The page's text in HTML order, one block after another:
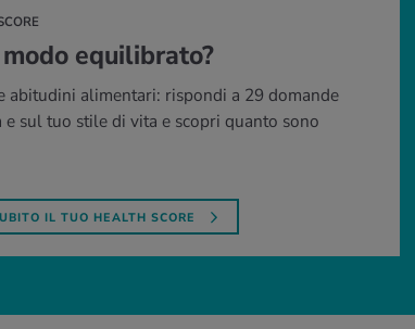
equilibrato?
abitudini alimentari: rispondi a 29 domande
e sul tuo stile di vita e scopri quanto sono
IL TUO HEALTH SCORE